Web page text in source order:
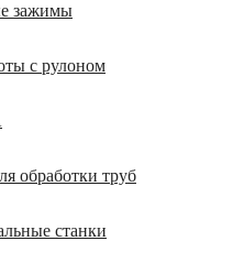
зажимы
с рулоном
обработки труб
станки